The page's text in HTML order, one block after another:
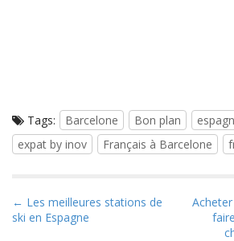
Tags: Barcelone Bon plan
expat by inov
Français à Barcelone
P
o
← Les meilleures stations de
ski en Espagne